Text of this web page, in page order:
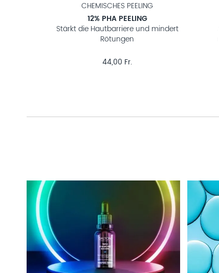
CHEMISCHES PEELING
12% PHA PEELING
Stärkt die Hautbarriere und mindert
Rötungen
44,00 Fr.